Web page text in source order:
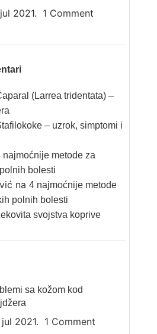
2021. 1 Comment
(Larrea tridentata) –
– uzrok, simptomi i
najmoćnije metode za
bolesti
na 4 najmoćnije metode
polnih bolesti
svojstva koprive
sa kožom kod
2021. 1 Comment